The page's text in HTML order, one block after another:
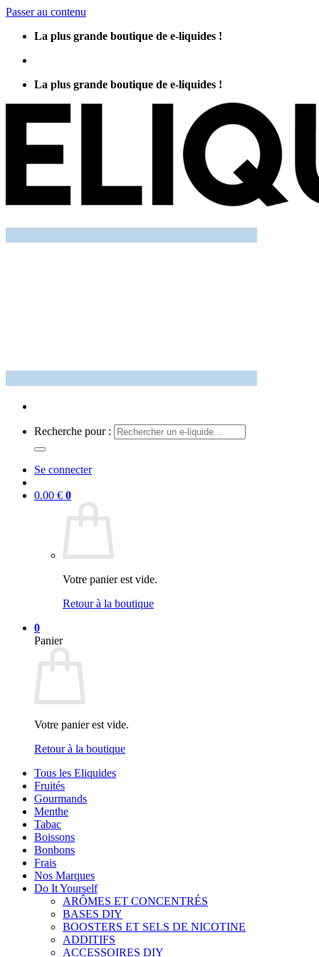
Passer au contenu
La plus grande boutique de e-liquides !
La plus grande boutique de e-liquides !
Recherche pour :
Se connecter
0.00 € 0
Votre panier est vide.
Retour à la boutique
0
Panier
Votre panier est vide.
Retour à la boutique
Tous les Eliquides
Fruités
Gourmands
Menthe
Tabac
Boissons
Bonbons
Frais
Nos Marques
Do It Yourself
ARÔMES ET CONCENTRÉS
BASES DIY
BOOSTERS ET SELS DE NICOTINE
ADDITIFS
ACCESSOIRES DIY